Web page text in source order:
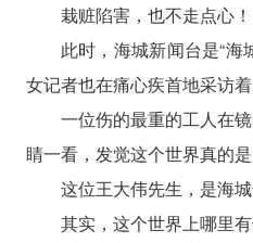
栽赃陷害，也不走点心！
此时，海城新闻台是“海
女记者也在痛心疾首地采访着
一位伤的最重的工人在
睛一看，发觉这个世界真的
这位王大伟先生，是海
其实，这个世界上哪里